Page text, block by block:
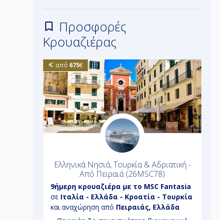
Προσφορές
Κρουαζιέρας
από 675€
Ελληνικά Νησιά, Τουρκία & Αδριατική -
Από Πειραιά (26MSC78)
9ήμερηκρουαζιέρα με το MSC Fantasia
σε Ιταλία - Ελλάδα - Κροατία - Τουρκία
και αναχώρηση από Πειραιάς, Ελλάδα